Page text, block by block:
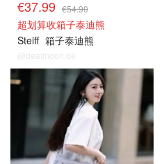
€37.99 €54.90
超划算收箱子泰迪熊
Steiff 箱子泰迪熊
@dealmoon.de